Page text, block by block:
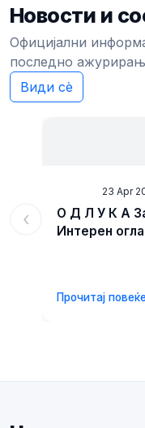
Новости и
Официјални
последно
Види сè
‹
23 Apr
О Д Л У К А
Интерен
Прочитај